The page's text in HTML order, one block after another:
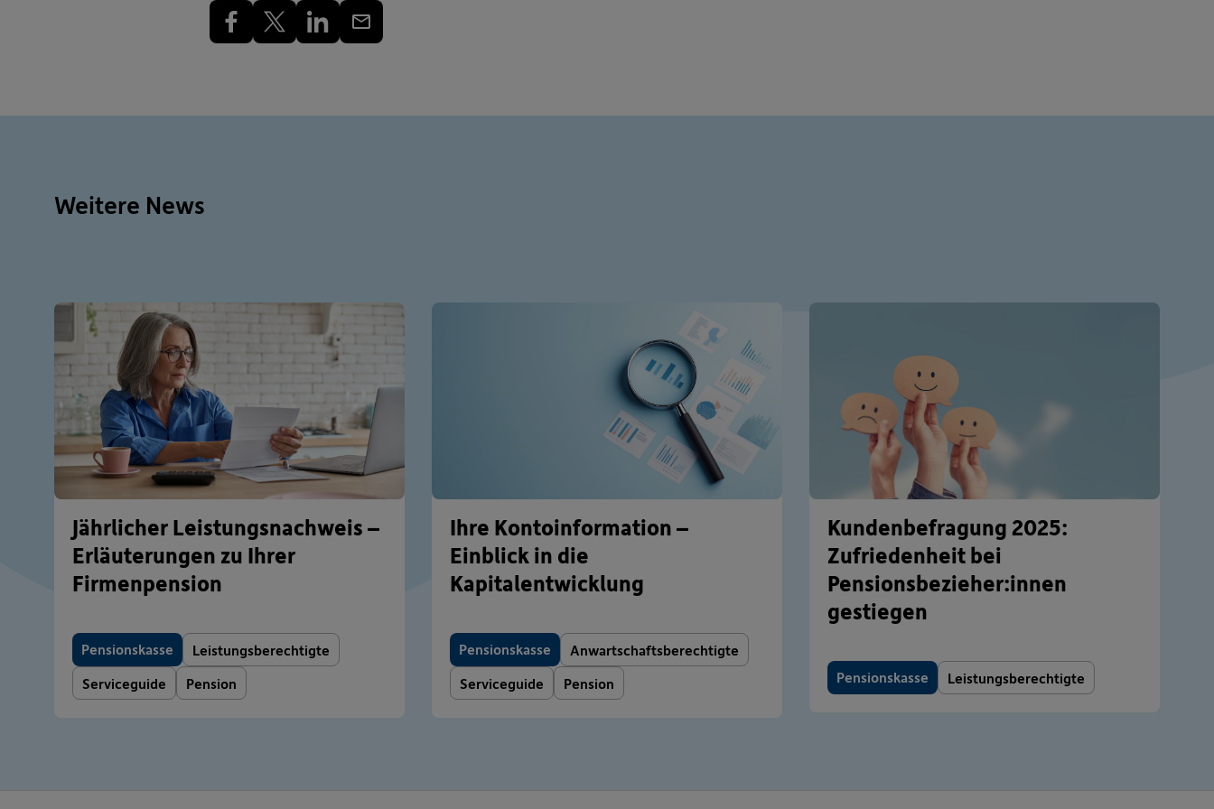
Weitere News
Jährlicher Leistungsnachweis –
Erläuterungen zu Ihrer
Firmenpension
Pensionskasse
Leistungsberechtigte
Serviceguide
Pension
Ihre Kontoinformation –
Einblick in die
Kapitalentwicklung
Pensionskasse
Anwartschaftsberechtigte
Serviceguide
Pension
Kundenbefragung 2025:
Zufriedenheit bei
Pensionsbezieher:innen
gestiegen
Pensionskasse Leistungsberechtigte